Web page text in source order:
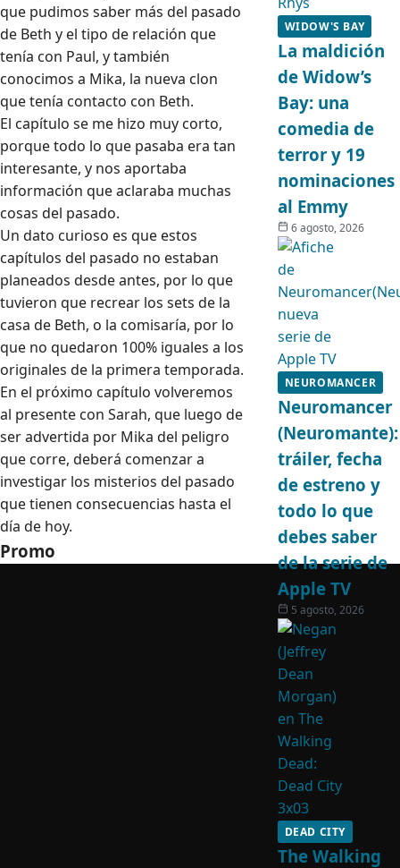
que pudimos saber más del pasado
de Beth y el tipo de relación que
tenía con Paul, y también
conocimos a Mika, la nueva clon
que tenía contacto con Beth.
El capítulo se me hizo muy corto,
porque todo lo que pasaba era tan
interesante, y nos aportaba
información que aclaraba muchas
cosas del pasado.
Un dato curioso es que estos
capítulos del pasado no estaban
planeados desde antes, por lo que
tuvieron que recrear los sets de la
casa de Beth, o la comisaría, por lo
que no quedaron 100% iguales a los
originales de la primera temporada.
En el próximo capítulo volveremos
al presente con Sarah, que luego de
ser advertida por Mika del peligro
que corre, deberá comenzar a
investigar los misterios del pasado
que tienen consecuencias hasta el
día de hoy.
Promo
WIDOW'S BAY
La maldición
de Widow’s
Bay: una
comedia de
terror y 19
nominaciones
al Emmy
6 agosto, 2026
NEUROMANCER
Neuromancer
(Neuromante):
tráiler, fecha
de estreno y
todo lo que
debes saber
de la serie de
Apple TV
5 agosto, 2026
DEAD CITY
The Walking